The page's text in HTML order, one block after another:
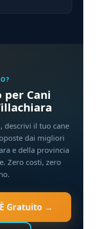
per Cani
descrivi il tuo cane
dai migliori
e della provincia
Zero costi, zero
Gratuito →